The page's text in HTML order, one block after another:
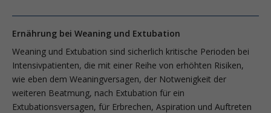
Ernährung bei Weaning und Extubation
Weaning und Extubation sind sicherlich kritische Perioden bei
Intensivpatienten, die mit einer Reihe von erhöhten Risiken,
wie eben dem Weaningversagen, der Notwenigkeit der
weiteren Beatmung, nach Extubation für ein
Extubationsversagen, für Erbrechen, Aspiration und Auftreten